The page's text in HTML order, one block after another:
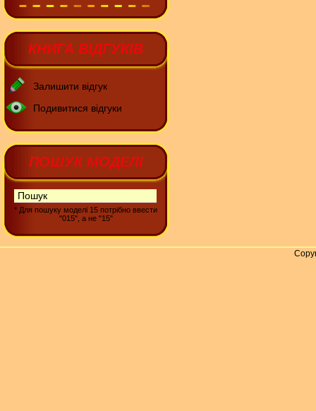
КНИГА ВІДГУКІВ
Залишити відгук
Подивитися відгуки
ПОШУК МОДЕЛІ
* Для пошуку моделі 15 потрібно ввести
"015", а не "15"